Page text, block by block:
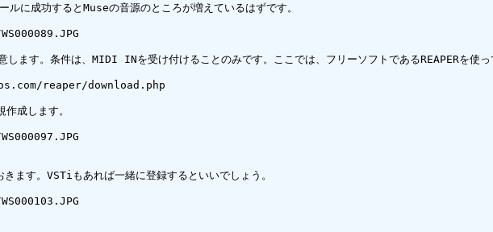
ルに成功するとMuseの音源のところが増えているはずです。
ます。条件は、MIDI INを受け付けることのみです。ここでは、フリーソフトであるREAPERを使っ
reaper/download.php
成します。
ます。VSTiもあれば一緒に登録するといいでしょう。